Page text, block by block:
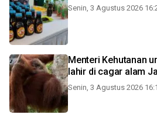
Senin, 3 Agustus 2026
Menteri Kehutanan umumkan bayi orang utan
lahir di cagar alam
Senin, 3 Agustus 2026